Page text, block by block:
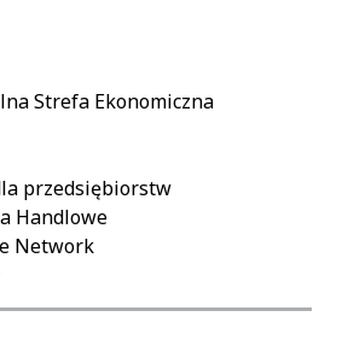
Strefa Ekonomiczna
przedsiębiorstw
Handlowe
Network